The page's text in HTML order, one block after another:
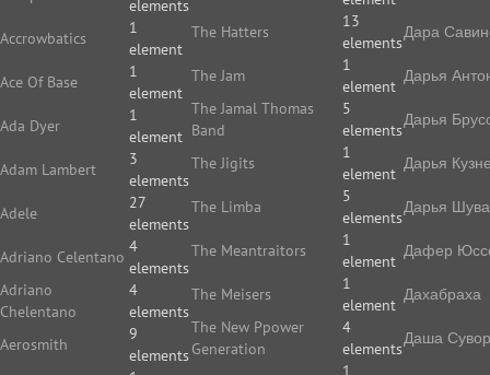
elements
Accrowbatics
1
element
Ace Of Base
1
element
Ada Dyer
1
element
Adam Lambert
3
elements
Adele
27
elements
Adriano Celentano
4
elements
Adriano
Chelentano
4
elements
Aerosmith
9
elements
The Hatters
13
elements
The Jam
1
element
The Jamal Thomas
Band
5
elements
The Jigits
1
element
The Limba
5
elements
The Meantraitors
1
element
The Meisers
1
element
The New Ppower
Generation
4
elements
1
Дара
Дарья
Дарья
Дарья
Дарья
Дафер
Дахабраха
Даша